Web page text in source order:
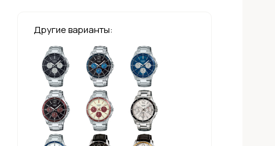
Другие варианты: